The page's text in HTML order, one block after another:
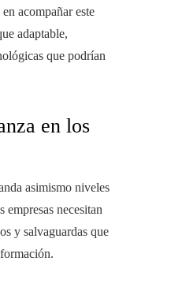
acompañar este
adaptable,
que podrían
en los
asimismo niveles
empresas necesitan
y salvaguardas que